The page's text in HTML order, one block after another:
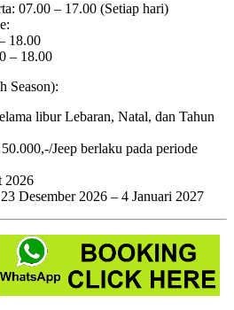
07.00 – 17.00 (Setiap hari)
18.00
– 18.00
Season):
libur Lebaran, Natal, dan Tahun
Jeep berlaku pada periode
2026
Desember 2026 – 4 Januari 2027